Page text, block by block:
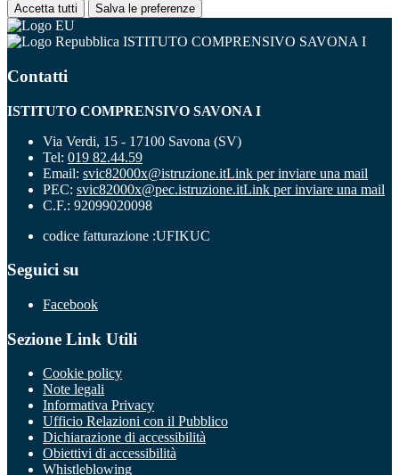
Accetta tutti Salva le preferenze
ISTITUTO COMPRENSIVO SAVONA I
Contatti
ISTITUTO COMPRENSIVO SAVONA I
Via Verdi, 15 - 17100 Savona (SV)
Tel: 019 82.44.59
Email: svic82000x@istruzione.itLink per inviare una mail
PEC: svic82000x@pec.istruzione.itLink per inviare una mail
C.F.: 92099020098
codice fatturazione :UFIKUC
Seguici su
Facebook
Sezione Link Utili
Cookie policy
Note legali
Informativa Privacy
Ufficio Relazioni con il Pubblico
Dichiarazione di accessibilità
Obiettivi di accessibilità
Whistleblowing